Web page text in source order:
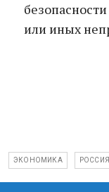
или иных
ЭКОНОМИКА РОССИЯ